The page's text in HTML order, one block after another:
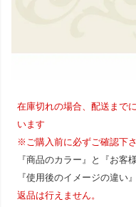
在庫切れの場合、配送まで
います
※ご購入前に必ずご確認下
『商品のカラー』と『お客
『使用後のイメージの違い
返品は行えません。